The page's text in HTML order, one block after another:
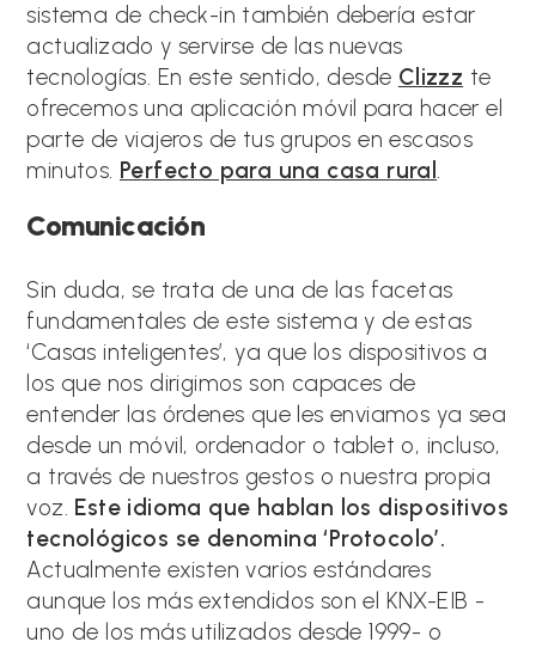
sistema de check-in también debería estar
actualizado y servirse de las nuevas
tecnologías. En este sentido, desde Clizzz te
ofrecemos una aplicación móvil para hacer el
parte de viajeros de tus grupos en escasos
minutos. Perfecto para una casa rural .
Comunicación
Sin duda, se trata de una de las facetas
fundamentales de este sistema y de estas
‘Casas inteligentes’, ya que los dispositivos a
los que nos dirigimos son capaces de
entender las órdenes que les enviamos ya sea
desde un móvil, ordenador o tablet o, incluso,
a través de nuestros gestos o nuestra propia
voz. Este idioma que hablan los dispositivos
tecnológicos se denomina ‘Protocolo’.
Actualmente existen varios estándares
aunque los más extendidos son el KNX-EIB -
uno de los más utilizados desde 1999- o